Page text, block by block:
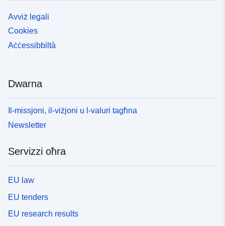
hija li jkun hemm deskrizzjoni għal ħażna omoġenja ta’
data ġeografika tal-PPR, peress li din id-data hija ta’
interess għal diversi professjonijiet fi ħdan il-ministeri
Avviż legali
Cookies
Aċċessibbiltà
Dwarna
Il-missjoni, il-viżjoni u l-valuri tagħna
Newsletter
Servizzi oħra
EU law
EU tenders
EU research results